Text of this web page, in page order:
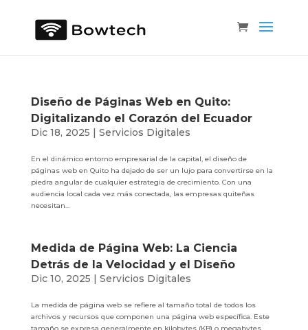
Diseño de Páginas Web en Quito:
Digitalizando el Corazón del Ecuador
Dic 18, 2025 | Servicios Digitales
En el dinámico entorno empresarial de la capital, el diseño de
páginas web en Quito ha dejado de ser un lujo para convertirse en la
piedra angular de cualquier estrategia de crecimiento. Con una
audiencia local cada vez más conectada, las empresas quiteñas
necesitan...
Medida de Página Web: La Ciencia
Detrás de la Velocidad y el Diseño
Dic 10, 2025 | Servicios Digitales
La medida de página web se refiere al tamaño total de todos los
archivos y recursos que componen una página web específica. Este